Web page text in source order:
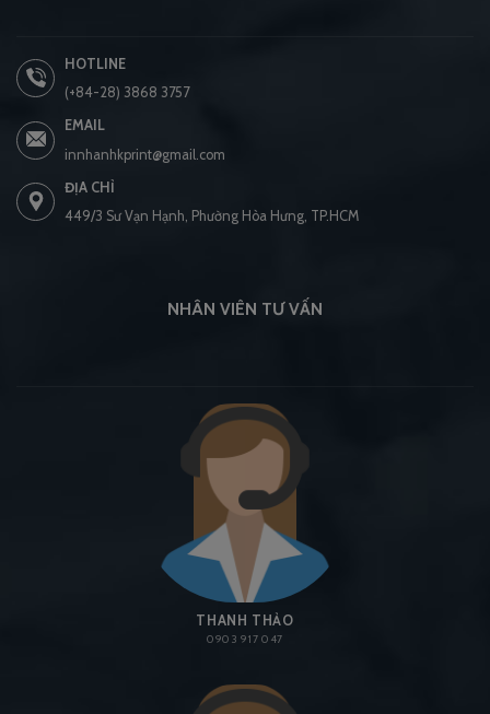
HOTLINE
(+84-28) 3868 3757
EMAIL
innhanhkprint@gmail.com
ĐỊA CHỈ
449/3 Sư Vạn Hạnh, Phường Hòa Hưng, TP.HCM
NHÂN VIÊN TƯ VẤN
THANH THẢO
0903 917 047